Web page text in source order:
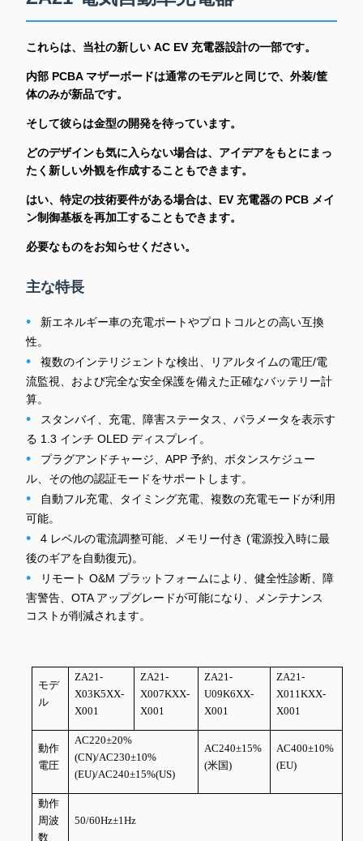
これらは、当社の新しい AC EV 充電器設計の一部です。
内部 PCBA マザーボードは通常のモデルと同じで、外装/筐
体のみが新品です。
そして彼らは金型の開発を待っています。
どのデザインも気に入らない場合は、アイデアをもとにまっ
たく新しい外観を作成することもできます。
はい、特定の技術要件がある場合は、EV 充電器の PCB メイ
ン制御基板を再加工することもできます。
必要なものをお知らせください。
主な特長
•
新エネルギー車の充電ポートやプロトコルとの高い互換
性。
•
複数のインテリジェントな検出、リアルタイムの電圧/電
流監視、および完全な安全保護を備えた正確なバッテリー計
算。
•
スタンバイ、充電、障害ステータス、パラメータを表示す
る 1.3 インチ OLED ディスプレイ。
•
プラグアンドチャージ、APP 予約、ボタンスケジュー
ル、その他の認証モードをサポートします。
•
自動フル充電、タイミング充電、複数の充電モードが利用
可能。
•
4 レベルの電流調整可能、メモリー付き (電源投入時に最
後のギアを自動復元)。
•
リモート O&M プラットフォームにより、健全性診断、障
害警告、OTA アップグレードが可能になり、メンテナンス
コストが削減されます。
モデ
ル
ZA21-
X03K5XX-
X001
ZA21-
X007KXX-
X001
ZA21-
U09K6XX-
X001
ZA21-
X011KXX-
X001
動作
電圧
AC220±20%
(CN)/AC230±10%
(EU)/AC240±15%(US)
AC240±15%
(米国)
AC400±10%
(EU)
動作
周波
数
50/60Hz±1Hz